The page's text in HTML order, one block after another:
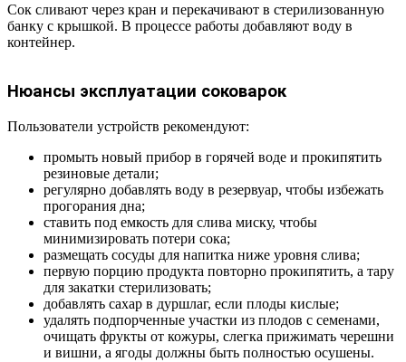
Сок сливают через кран и перекачивают в стерилизованную
банку с крышкой. В процессе работы добавляют воду в
контейнер.
Нюансы эксплуатации соковарок
Пользователи устройств рекомендуют:
промыть новый прибор в горячей воде и прокипятить
резиновые детали;
регулярно добавлять воду в резервуар, чтобы избежать
прогорания дна;
ставить под емкость для слива миску, чтобы
минимизировать потери сока;
размещать сосуды для напитка ниже уровня слива;
первую порцию продукта повторно прокипятить, а тару
для закатки стерилизовать;
добавлять сахар в дуршлаг, если плоды кислые;
удалять подпорченные участки из плодов с семенами,
очищать фрукты от кожуры, слегка прижимать черешни
и вишни, а ягоды должны быть полностью осушены.